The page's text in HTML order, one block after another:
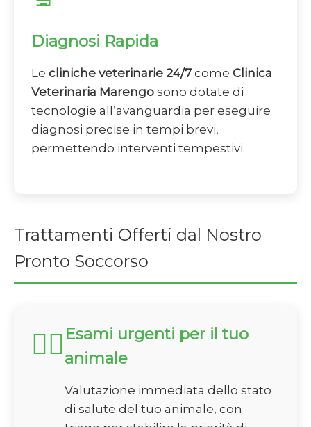
Diagnosi Rapida
Le cliniche veterinarie 24/7 come Clinica
Veterinaria Marengo sono dotate di
tecnologie all’avanguardia per eseguire
diagnosi precise in tempi brevi,
permettendo interventi tempestivi.
Trattamenti Offerti dal Nostro
Pronto Soccorso
🏃‍♂️ Esami urgenti per il tuo
animale
Valutazione immediata dello stato
di salute del tuo animale, con